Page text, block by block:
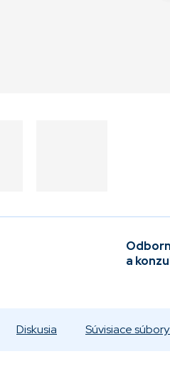
a
Súvisiace súbory
Diskusia